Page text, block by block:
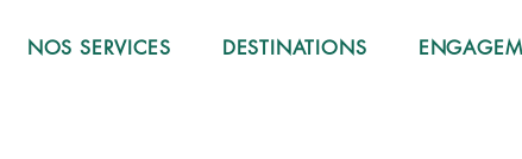
NOS SERVICES DESTINATIONS